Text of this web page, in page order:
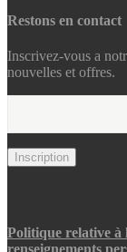
Restons en contact
Inscrivez-vous a
nouvelles et offres.
Politique relative à